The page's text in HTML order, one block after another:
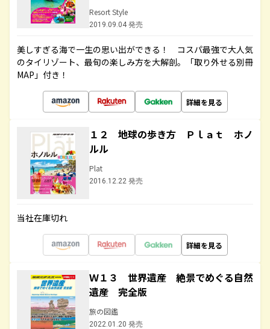
Resort Style
2019.09.04 発売
美しすぎる海で一生の思い出ができる！ コスパ最強で大人気
のタイリゾート、最旬の楽しみ方を大解剖。「取り外せる別冊
MAP」付き！
詳細を見る
１２ 地球の歩き方 Ｐｌａｔ ホノ
ルル
Plat
2016.12.22 発売
当社在庫切れ
詳細を見る
Ｗ１３ 世界遺産 絶景でめぐる自然
遺産 完全版
旅の図鑑
2022.01.20 発売